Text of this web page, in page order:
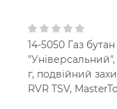
14-5050 Газ бутан
г, подвійний
RVR TSV,